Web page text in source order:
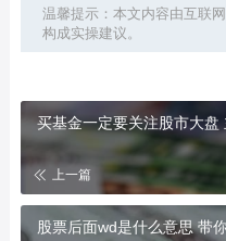
温馨提示：本文内容由互联
构成实操建议。
买基金一定要关注股市大盘
上一篇
股票后面